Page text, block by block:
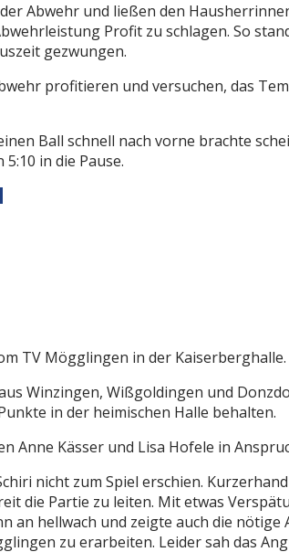
Abwehr und ließen den
Profit zu schlagen. So
gezwungen.
profitieren und versuchen, das
Ball schnell nach vorne brachte
in die Pause.
TV Mögglingen in der Kaiserberghalle.
Winzingen, Wißgoldingen und
in der heimischen Halle behalten.
Anne Kässer und Lisa Hofele in
nicht zum Spiel erschien.
die Partie zu leiten. Mit etwas
hellwach und zeigte auch die
zu erarbeiten. Leider sah das